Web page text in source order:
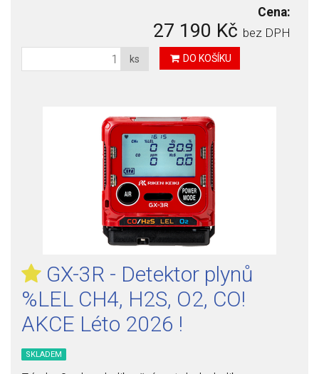
Cena:
27 190 Kč bez DPH
ks DO KOŠÍKU
GX-3R - Detektor plynů
%LEL CH4, H2S, O2, CO!
AKCE Léto 2026 !
SKLADEM